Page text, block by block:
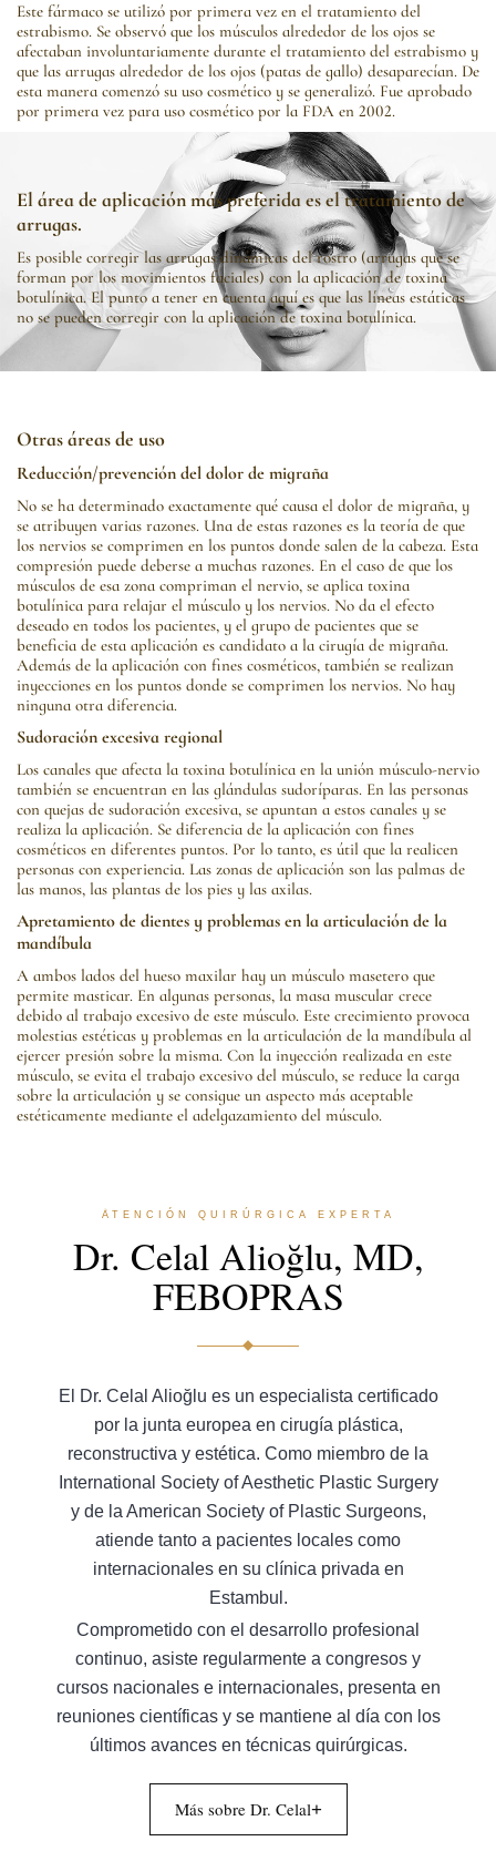
Este fármaco se utilizó por primera vez en el tratamiento del
estrabismo. Se observó que los músculos alrededor de los ojos se
afectaban involuntariamente durante el tratamiento del estrabismo y
que las arrugas alrededor de los ojos (patas de gallo) desaparecían. De
esta manera comenzó su uso cosmético y se generalizó. Fue aprobado
por primera vez para uso cosmético por la FDA en 2002.
El área de aplicación más preferida es el tratamiento de
arrugas.
Es posible corregir las arrugas dinámicas del rostro (arrugas que se
forman por los movimientos faciales) con la aplicación de toxina
botulínica. El punto a tener en cuenta aquí es que las líneas estáticas
no se pueden corregir con la aplicación de toxina botulínica.
Otras áreas de uso
Reducción/prevención del dolor de migraña
No se ha determinado exactamente qué causa el dolor de migraña, y
se atribuyen varias razones. Una de estas razones es la teoría de que
los nervios se comprimen en los puntos donde salen de la cabeza. Esta
compresión puede deberse a muchas razones. En el caso de que los
músculos de esa zona compriman el nervio, se aplica toxina
botulínica para relajar el músculo y los nervios. No da el efecto
deseado en todos los pacientes, y el grupo de pacientes que se
beneficia de esta aplicación es candidato a la cirugía de migraña.
Además de la aplicación con fines cosméticos, también se realizan
inyecciones en los puntos donde se comprimen los nervios. No hay
ninguna otra diferencia.
Sudoración excesiva regional
Los canales que afecta la toxina botulínica en la unión músculo-nervio
también se encuentran en las glándulas sudoríparas. En las personas
con quejas de sudoración excesiva, se apuntan a estos canales y se
realiza la aplicación. Se diferencia de la aplicación con fines
cosméticos en diferentes puntos. Por lo tanto, es útil que la realicen
personas con experiencia. Las zonas de aplicación son las palmas de
las manos, las plantas de los pies y las axilas.
Apretamiento de dientes y problemas en la articulación de la
mandíbula
A ambos lados del hueso maxilar hay un músculo masetero que
permite masticar. En algunas personas, la masa muscular crece
debido al trabajo excesivo de este músculo. Este crecimiento provoca
molestias estéticas y problemas en la articulación de la mandíbula al
ejercer presión sobre la misma. Con la inyección realizada en este
músculo, se evita el trabajo excesivo del músculo, se reduce la carga
sobre la articulación y se consigue un aspecto más aceptable
estéticamente mediante el adelgazamiento del músculo.
ATENCIÓN QUIRÚRGICA EXPERTA
Dr. Celal Alioğlu, MD,
FEBOPRAS
El Dr. Celal Alioğlu es un especialista certificado
por la junta europea en cirugía plástica,
reconstructiva y estética. Como miembro de la
International Society of Aesthetic Plastic Surgery
y de la American Society of Plastic Surgeons,
atiende tanto a pacientes locales como
internacionales en su clínica privada en
Estambul.
Comprometido con el desarrollo profesional
continuo, asiste regularmente a congresos y
cursos nacionales e internacionales, presenta en
reuniones científicas y se mantiene al día con los
últimos avances en técnicas quirúrgicas.
Más sobre Dr. Celal+